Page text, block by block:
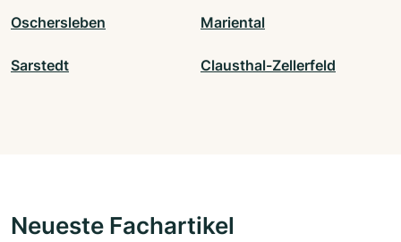
Oschersleben Mariental
Sarstedt Clausthal-Zellerfeld
Neueste Fachartikel